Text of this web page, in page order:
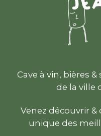
Cave à vin, bières
de la ville
Venez découvrir
unique des